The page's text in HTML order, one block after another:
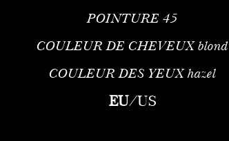
POINTURE 45
COULEUR DE CHEVEUXblond
COULEUR DES YEUXhazel
EU/US